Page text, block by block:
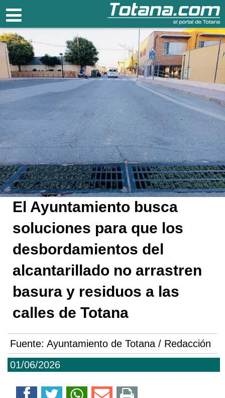
Totana.com
01/06/2026
El Ayuntamiento busca
soluciones para que los
desbordamientos del
alcantarillado no arrastren
basura y residuos a las
calles de Totana
Fuente: Ayuntamiento de Totana / Redacción